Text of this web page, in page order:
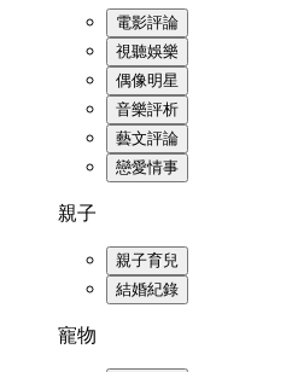
電影評論
視聽娛樂
偶像明星
音樂評析
藝文評論
戀愛情事
親子
親子育兒
結婚紀錄
寵物